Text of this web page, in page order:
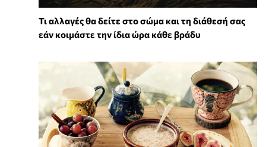
Τι αλλαγές θα δείτε στο σώμα και τη διάθεσή σας
εάν κοιμάστε την ίδια ώρα κάθε βράδυ